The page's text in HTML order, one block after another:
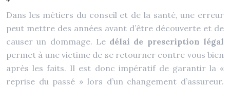
Dans les métiers du conseil et de la santé, une erreur
peut mettre des années avant d’être découverte et de
causer un dommage. Le délai de prescription légal
permet à une victime de se retourner contre vous bien
après les faits. Il est donc impératif de garantir la «
reprise du passé » lors d’un changement d’assureur.